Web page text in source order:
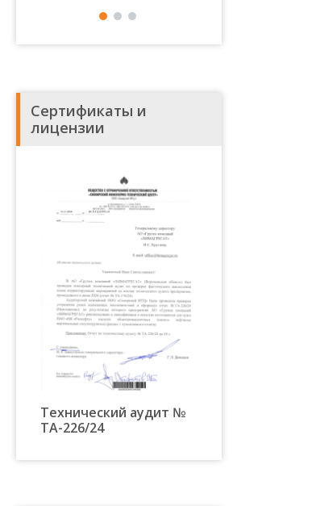
Сертификаты и
лицензии
Технический аудит №
ТА-226/24